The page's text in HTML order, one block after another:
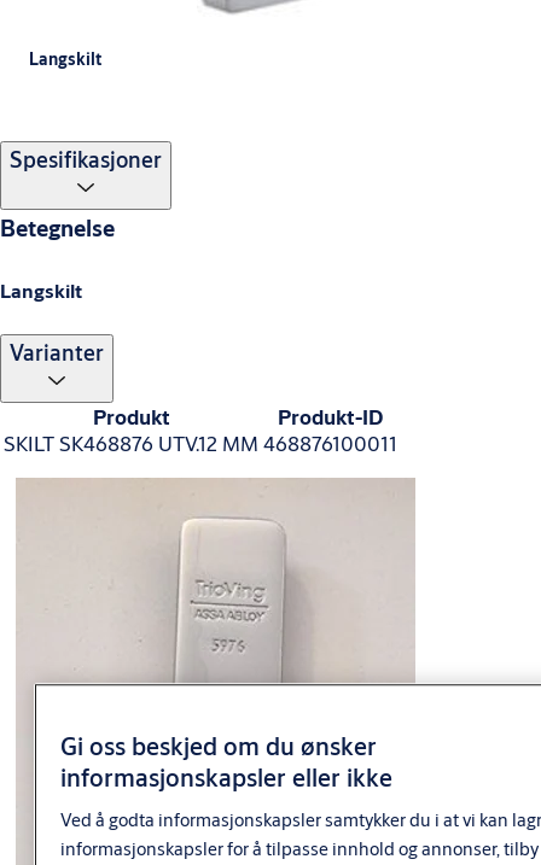
Langskilt
Spesifikasjoner
Betegnelse
Langskilt
Varianter
Produkt
Produkt-ID
SKILT SK468876 UTV.12 MM 468876100011
Gi oss beskjed om du ønsker
informasjonskapsler eller ikke
Ved å godta informasjonskapsler samtykker du i at vi kan
informasjonskapsler for å tilpasse innhold og annonser, tilby